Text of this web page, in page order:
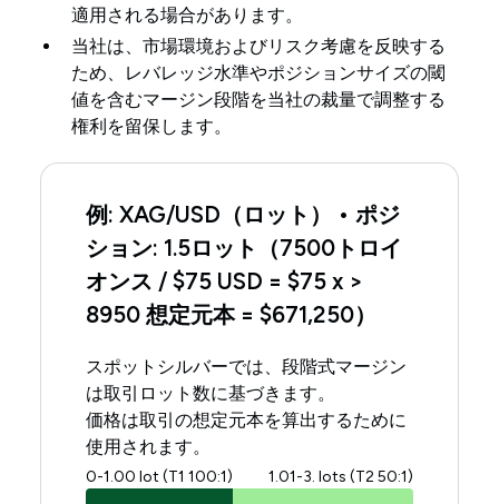
適用される場合があります。
当社は、市場環境およびリスク考慮を反映する
ため、レバレッジ水準やポジションサイズの閾
値を含むマージン段階を当社の裁量で調整する
権利を留保します。
例: XAG/USD（ロット） • ポジ
ション: 1.5ロット（7500トロイ
オンス / $75 USD = $75 x >
8950 想定元本 = $671,250）
スポットシルバーでは、段階式マージン
は取引ロット数に基づきます。
価格は取引の想定元本を算出するために
使用されます。
0-1.00 lot (T1 100:1) 1.01-3. lots (T2 50:1)